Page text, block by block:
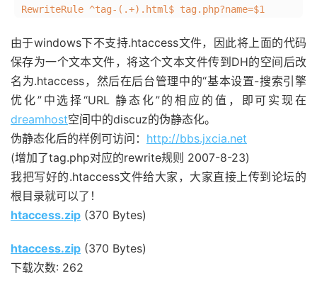
RewriteRule ^tag-(.+).html$ tag.php?name=$1
由于windows下不支持.htaccess文件，因此将上面的代码
保存为一个文本文件，将这个文本文件传到DH的空间后改
名为.htaccess，然后在后台管理中的“基本设置-搜索引擎
优化”中选择“URL 静态化”的相应的值，即可实现在
dreamhost空间中的discuz的伪静态化。
伪静态化后的样例可访问： http://bbs.jxcia.net
(增加了tag.php对应的rewrite规则 2007-8-23)
我把写好的.htaccess文件给大家，大家直接上传到论坛的
根目录就可以了！
htaccess.zip (370 Bytes)
htaccess.zip (370 Bytes)
下载次数: 262